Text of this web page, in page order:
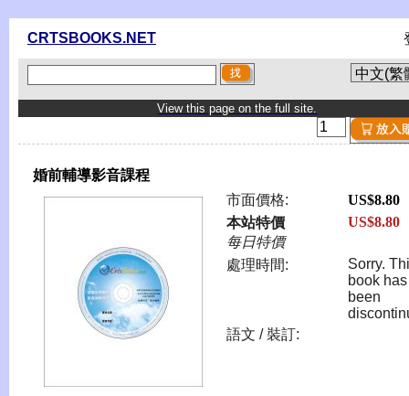
CRTSBOOKS.NET
View this page on the full site.
婚前輔導影音課程
市面價格:
US$8.80
本站特價
每日特價
US$8.80
處理時間:
Sorry.
book has
been
語文 / 裝訂: